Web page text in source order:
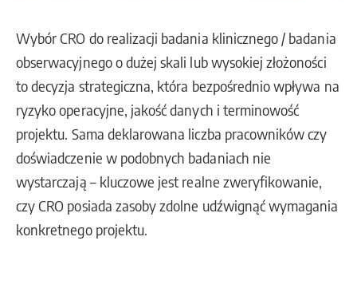
Wybór CRO do realizacji badania klinicznego / badania
obserwacyjnego o dużej skali lub wysokiej złożoności
to decyzja strategiczna, która bezpośrednio wpływa na
ryzyko operacyjne, jakość danych i terminowość
projektu. Sama deklarowana liczba pracowników czy
doświadczenie w podobnych badaniach nie
wystarczają – kluczowe jest realne zweryfikowanie,
czy CRO posiada zasoby zdolne udźwignąć wymagania
konkretnego projektu.